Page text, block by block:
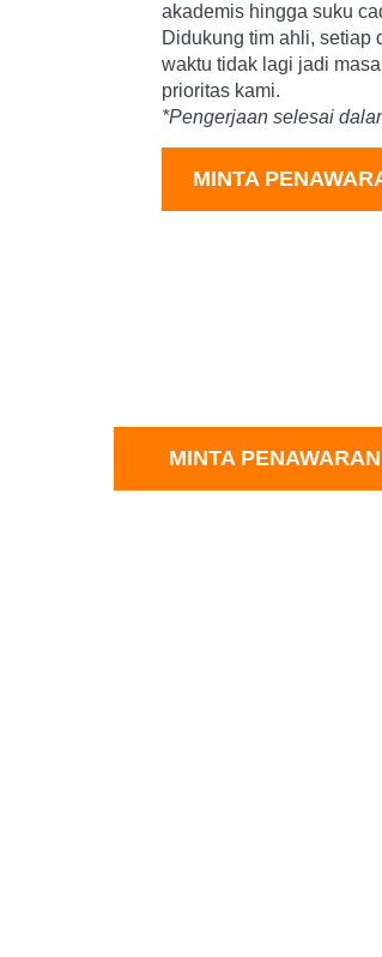
akademis hingga suku
Didukung tim ahli, setiap
waktu tidak lagi jadi
prioritas kami.
*Pengerjaan selesai
MINTA
MINTA PENAWARAN